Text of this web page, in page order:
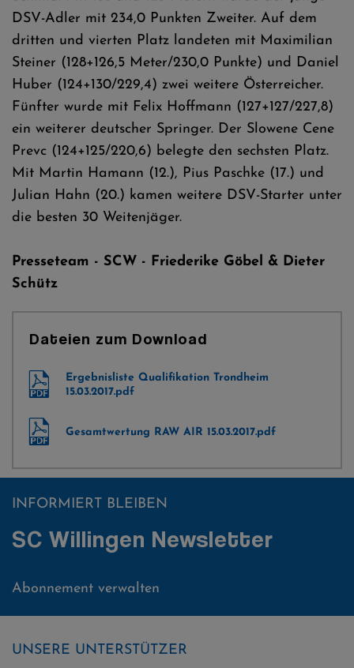
DSV-Adler mit 234,0 Punkten Zweiter. Auf dem
dritten und vierten Platz landeten mit Maximilian
Steiner (128+126,5 Meter/230,0 Punkte) und Daniel
Huber (124+130/229,4) zwei weitere Österreicher.
Fünfter wurde mit Felix Hoffmann (127+127/227,8)
ein weiterer deutscher Springer. Der Slowene Cene
Prevc (124+125/220,6) belegte den sechsten Platz.
Mit Martin Hamann (12.), Pius Paschke (17.) und
Julian Hahn (20.) kamen weitere DSV-Starter unter
die besten 30 Weitenjäger.
Presseteam - SCW - Friederike Göbel & Dieter
Schütz
Dateien zum Download
Ergebnisliste Qualifikation Trondheim
15.03.2017.pdf
Gesamtwertung RAW AIR 15.03.2017.pdf
INFORMIERT BLEIBEN
SC Willingen Newsletter
Abonnement verwalten
UNSERE UNTERSTÜTZER